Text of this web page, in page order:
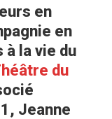
en
en
à la vie du
du
Jeanne